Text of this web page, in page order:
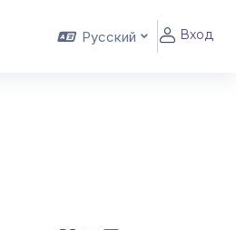
Русский Вход